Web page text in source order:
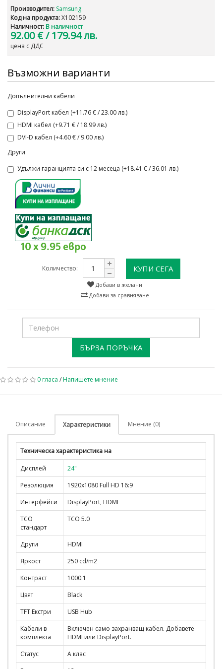
Производител: Samsung
Код на продукта:X102159
Наличност: В наличност
92.00 €/ 179.94 лв.
цена с ДДС
Възможни варианти
Допълнителни кабели
DisplayPort кабел (+11.76 € / 23.00 лв.)
HDMI кабел (+9.71 € / 18.99 лв.)
DVI-D кабел (+4.60 € / 9.00 лв.)
Други
Удължи гаранцията си с 12 месеца (+18.41 € / 36.01 лв.)
10 x 9.95 евро
Количество: КУПИ СЕГА
Добави в желани
Добави за сравняване
БЪРЗА ПОРЪЧКА
0 гласа /Напишете мнение
Описание Характеристики Мнение (0)
Техническа характеристика на
Дисплей
24"
Резолюция
1920x1080 Full HD 16:9
Интерфейси
DisplayPort, HDMI
TCO
стандарт
TCO 5.0
Други
HDMI
Яркост
250 cd/m2
Контраст
1000:1
Цвят
Black
TFT Екстри
USB Hub
Кабели в
комплекта
Включен само захранващ кабел. Добавете
HDMI или DisplayPort.
Статус
А клас